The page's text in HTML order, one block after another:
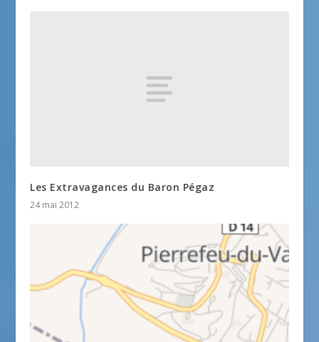
Les Extravagances du Baron Pégaz
24 mai 2012